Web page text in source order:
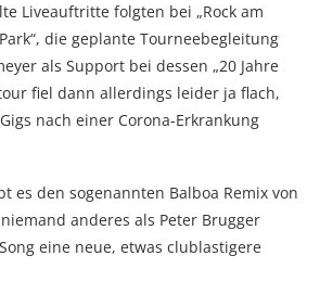
Liveauftritte folgten bei „Rock am
die geplante Tourneebegleitung
als Support bei dessen „20 Jahre
fiel dann allerdings leider ja flach,
nach einer Corona-Erkrankung
es den sogenannten Balboa Remix von
niemand anderes als Peter Brugger
eine neue, etwas clublastigere